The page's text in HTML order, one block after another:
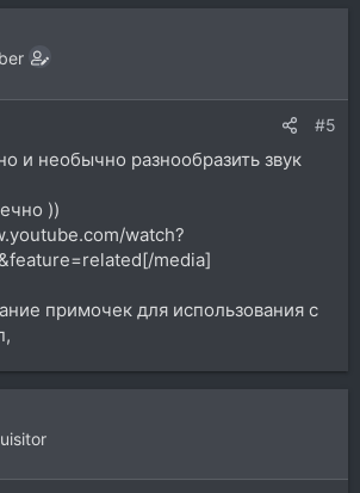
#5
и необычно разнообразить звук
))
watch?
media]
примочек для использования с